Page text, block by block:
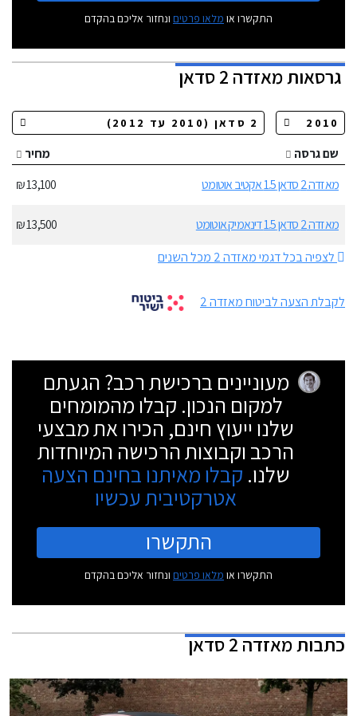
התקשרו או מלאו פרטים ונחזור אליכם בהקדם
גרסאותמאזדה 2 סדאן
שם גרסה
מחיר
מאזדה 2 סדאן 1.5 אקטיב אוטומט
13,100 ₪
מאזדה 2 סדאן 1.5 דינאמיק אוטומט
13,500 ₪
לצפיה בכל דגמי מאזדה 2 מכל השנים
לקבלת הצעה לביטוח מאזדה 2
מעוניינים ברכישת רכב? הגעתם
למקום הנכון. קבלו מהמומחים
שלנו ייעוץ חינם, הכירו את מבצעי
הרכב וקבוצות הרכישה המיוחדות
שלנו. קבלו מאיתנו בחינם הצעה
אטרקטיבית עכשיו
התקשרו
התקשרו או מלאו פרטים ונחזור אליכם בהקדם
כתבותמאזדה 2 סדאן